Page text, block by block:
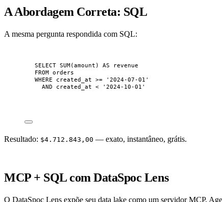
A Abordagem Correta: SQL
A mesma pergunta respondida com SQL:
SELECT SUM(amount) AS revenue
FROM orders
WHERE created_at >= ' 2024-07-01 '
AND created_at < ' 2024-10-01 '
Resultado: $4.712.843,00 — exato, instantâneo, grátis.
MCP + SQL com DataSpoc Lens
O DataSpoc Lens expõe seu data lake como um servidor MCP.